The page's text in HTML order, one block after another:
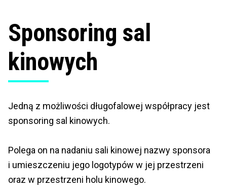
Sponsoring sal
kinowych
Jedną z możliwości długofalowej współpracy jest
sponsoring sal kinowych.
Polega on na nadaniu sali kinowej nazwy sponsora
i umieszczeniu jego logotypów w jej przestrzeni
oraz w przestrzeni holu kinowego.